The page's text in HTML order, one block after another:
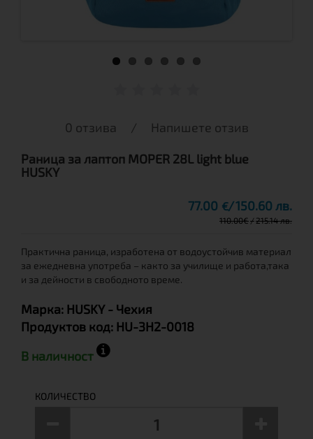
0 отзива / Напишете отзив
Раница за лаптоп MOPER 28L light blue
HUSKY
77.00 € 150.60 лв.
110.00€ 215.14 лв.
Практична раница, изработена от водоустойчив материал
за ежедневна употреба – както за училище и работа,така
и за дейности в свободното време.
Марка: HUSKY - Чехия
Продуктов код: HU-3H2-0018
В наличност
КОЛИЧЕСТВО